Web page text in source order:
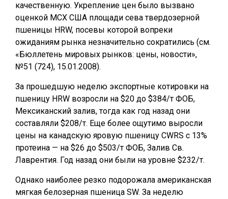
качественную. Укрепление цен было вызвано
оценкой МСХ США площади сева твердозерной
пшеницы HRW, посевы которой вопреки
ожиданиям рынка незначительно сократились (см.
«Бюллетень мировых рынков: цены, новости»,
№51 (724), 15.01.2008).
За прошедшую неделю экспортные котировки на
пшеницу HRW возросли на $20 до $384/т ФОБ,
Мексиканский залив, тогда как год назад они
составляли $208/т. Еще более ощутимо выросли
цены на канадскую яровую пшеницу CWRS с 13%
протеина — на $26 до $503/т ФОБ, Залив Св.
Лаврентия. Год назад они были на уровне $232/т.
Однако наиболее резко подорожала американская
мягкая белозерная пшеница SW. За неделю